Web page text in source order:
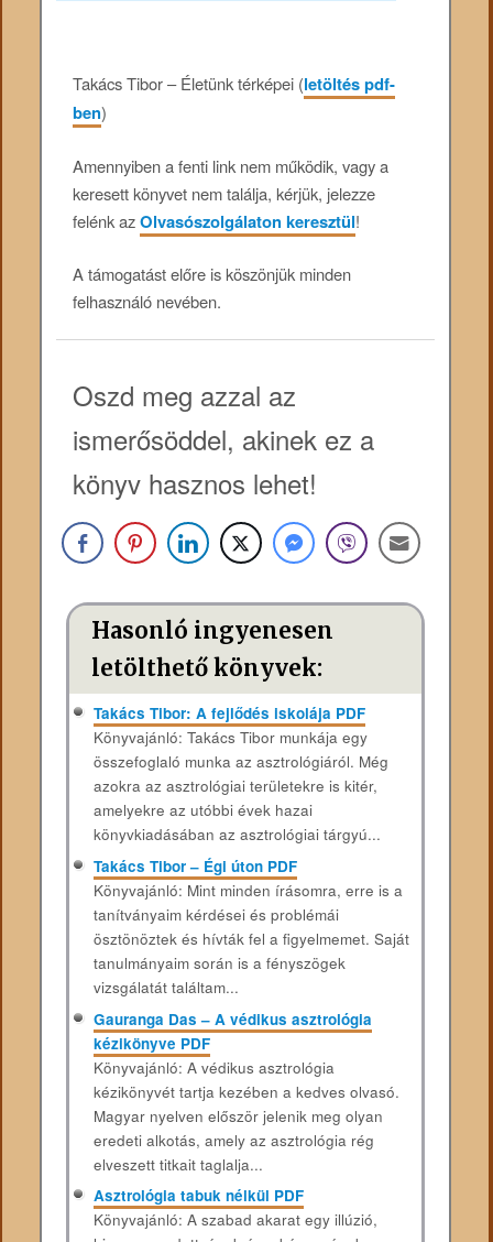
Takács Tibor – Életünk térképei (letöltés pdf-
ben)
Amennyiben a fenti link nem működik, vagy a
keresett könyvet nem találja, kérjük, jelezze
felénk azOlvasószolgálaton keresztül!
A támogatást előre is köszönjük minden
felhasználó nevében.
Oszd meg azzal az
ismerősöddel, akinek ez a
könyv hasznos lehet!
Hasonló ingyenesen
letölthető könyvek:
Takács Tibor: A fejlődés iskolája PDF
Könyvajánló: Takács Tibor munkája egy
összefoglaló munka az asztrológiáról. Még
azokra az asztrológiai területekre is kitér,
amelyekre az utóbbi évek hazai
könyvkiadásában az asztrológiai tárgyú...
Takács Tibor – Égi úton PDF
Könyvajánló: Mint minden írásomra, erre is a
tanítványaim kérdései és problémái
ösztönöztek és hívták fel a figyelmemet. Saját
tanulmányaim során is a fényszögek
vizsgálatát találtam...
Gauranga Das – A védikus asztrológia
kézikönyve PDF
Könyvajánló: A védikus asztrológia
kézikönyvét tartja kezében a kedves olvasó.
Magyar nyelven először jelenik meg olyan
eredeti alkotás, amely az asztrológia rég
elveszett titkait taglalja...
Asztrológia tabuk nélkül PDF
Könyvajánló: A szabad akarat egy illúzió,